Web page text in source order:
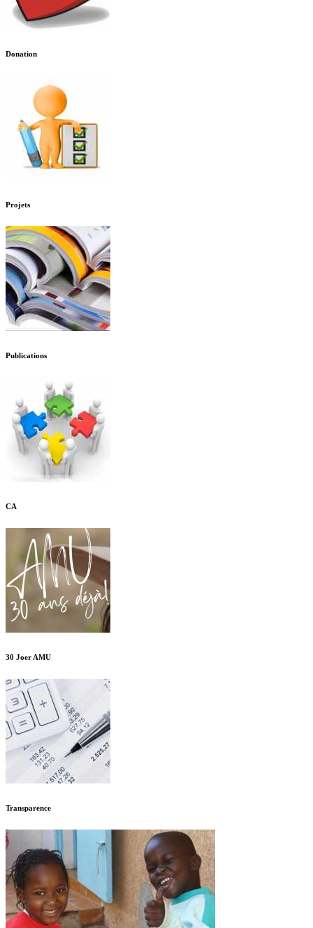
Donation
Projets
Publications
CA
30 Joer AMU
Transparence